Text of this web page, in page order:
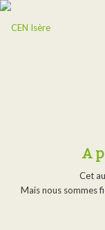
A
Cet
Mais nous sommes